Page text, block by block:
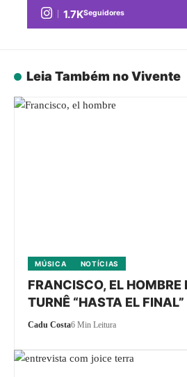
1.7KSeguidores
Leia Também no Vivente
MÚSICA NOTÍCIAS
FRANCISCO, EL
TURNÊ “HASTA EL FINAL”
Cadu Costa6 Min Leitura